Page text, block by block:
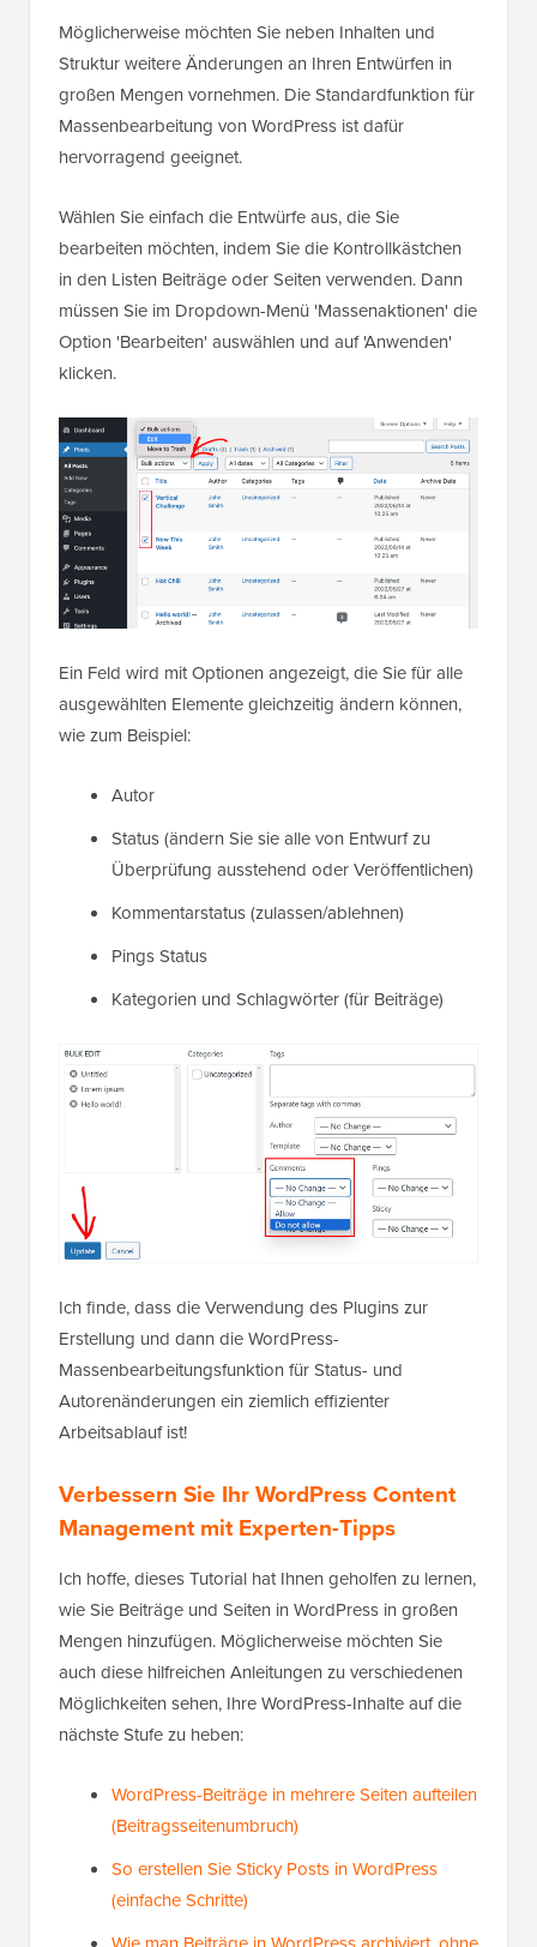
Möglicherweise möchten Sie neben Inhalten und
Struktur weitere Änderungen an Ihren Entwürfen in
großen Mengen vornehmen. Die Standardfunktion für
Massenbearbeitung von WordPress ist dafür
hervorragend geeignet.
Wählen Sie einfach die Entwürfe aus, die Sie
bearbeiten möchten, indem Sie die Kontrollkästchen
in den Listen Beiträge oder Seiten verwenden. Dann
müssen Sie im Dropdown-Menü 'Massenaktionen' die
Option 'Bearbeiten' auswählen und auf 'Anwenden'
klicken.
Ein Feld wird mit Optionen angezeigt, die Sie für alle
ausgewählten Elemente gleichzeitig ändern können,
wie zum Beispiel:
Autor
Status (ändern Sie sie alle von Entwurf zu
Überprüfung ausstehend oder Veröffentlichen)
Kommentarstatus (zulassen/ablehnen)
Pings Status
Kategorien und Schlagwörter (für Beiträge)
Ich finde, dass die Verwendung des Plugins zur
Erstellung und dann die WordPress-
Massenbearbeitungsfunktion für Status- und
Autorenänderungen ein ziemlich effizienter
Arbeitsablauf ist!
Verbessern Sie Ihr WordPress Content
Management mit Experten-Tipps
Ich hoffe, dieses Tutorial hat Ihnen geholfen zu lernen,
wie Sie Beiträge und Seiten in WordPress in großen
Mengen hinzufügen. Möglicherweise möchten Sie
auch diese hilfreichen Anleitungen zu verschiedenen
Möglichkeiten sehen, Ihre WordPress-Inhalte auf die
nächste Stufe zu heben:
WordPress-Beiträge in mehrere Seiten aufteilen
(Beitragsseitenumbruch)
So erstellen Sie Sticky Posts in WordPress
(einfache Schritte)